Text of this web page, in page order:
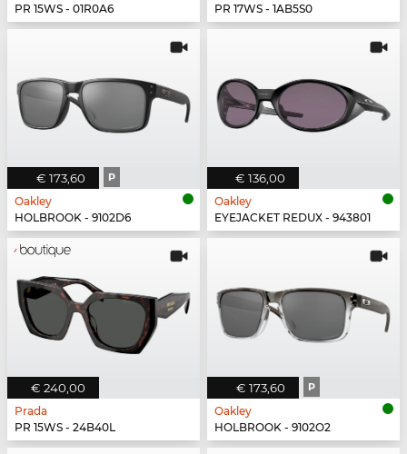
PR 15WS - 01R0A6
PR 17WS - 1AB5S0
€ 173,60 P
Oakley
HOLBROOK - 9102D6
€ 136,00
Oakley
EYEJACKET REDUX - 943801
€ 240,00
Prada
PR 15WS - 24B40L
€ 173,60 P
Oakley
HOLBROOK - 9102O2